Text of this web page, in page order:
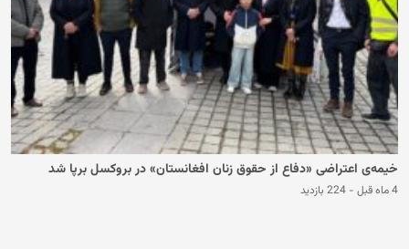
خیمه‌ی اعتراضی «دفاع از حقوق زنان افغانستان» در بروکسل برپا شد
4 ماه قبل - 224 بازدید